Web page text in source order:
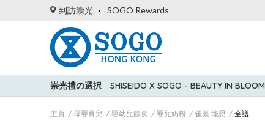
到訪崇光 SOGO Rewards
崇光禮の選択 SHISEIDO X SOGO - BEAUTY IN BLOOM
主頁 母嬰育兒 嬰幼兒餵食 嬰兒奶粉 雀巢 能恩 全護